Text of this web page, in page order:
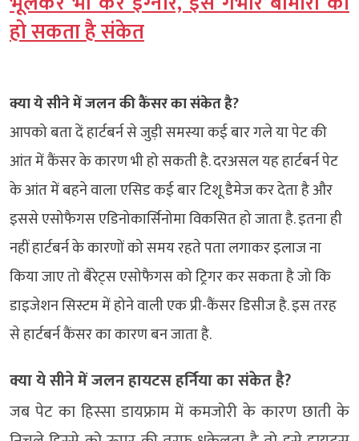
हो सकता है संकेत
क्या ये सीने में जलन की कैंसर का संकेत है?
आपको बता दें हार्टबर्न से जुड़ी समस्या कई बार गले या पेट की
आंत में कैंसर के कारण भी हो सकती है. दरअसल यह हार्टबर्न पेट
के आंत में बहने वाला एसिड कई बार टिशू डैमेज कर देता है और
इससे एसोफैगस एडिनोकार्सिनोमा विकसित हो जाता है. इतना ही
नहीं हार्टबर्न के कारणों को समय रहते पता लगाकर इलाज ना
किया जाए तो बैरेट्स एसोफैगस को ट्रिगर कर सकता है जो कि
डाइजेशन सिस्टम में होने वाली एक प्री-कैंसर डिसीज है. इस तरह
से हार्टबर्न कैंसर का कारण बन जाता है.
क्या ये सीने में जलन हायटस हर्निया का संकेत है?
जब पेट का हिस्सा डायफ्राम में कमजोरी के कारण छाती के